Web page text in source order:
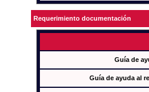
Requerimiento documentación
Guía de
Guía de ayuda al